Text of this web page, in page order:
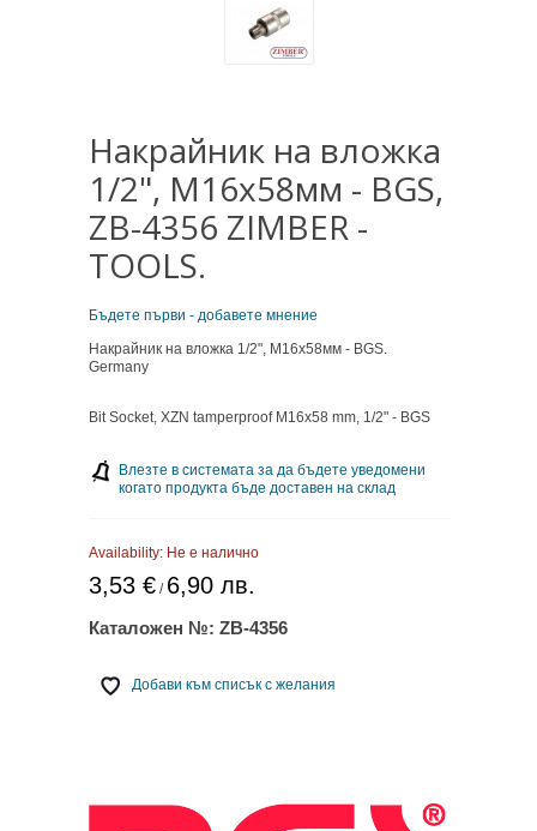
Накрайник на вложка
1/2", М16х58мм - BGS,
ZB-4356 ZIMBER -
TOOLS.
Бъдете първи - добавете мнение
Накрайник на вложка 1/2", М16х58мм - BGS.
Germany
Bit Socket, XZN tamperproof M16x58 mm, 1/2" - BGS
Влезте в системата за да бъдете уведомени
когато продукта бъде доставен на склад
Availability: Не е налично
3,53 €/ 6,90 лв.
Каталожен №: ZB-4356
Добави към списък с желания